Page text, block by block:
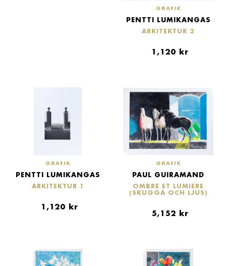
GRAFIK
PENTTI LUMIKANGAS
ARKITEKTUR 2
1,120 kr
GRAFIK
PENTTI LUMIKANGAS
ARKITEKTUR 1
1,120 kr
GRAFIK
PAUL GUIRAMAND
OMBRE ET LUMIERE
(SKUGGA OCH LJUS)
5,152 kr